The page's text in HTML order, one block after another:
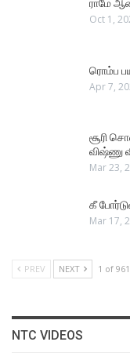
ராமே
Oct 1,
ரொம்ப
Apr 7,
சூரி
விஷ்ணு
Mar 23,
கீ
Mar 17,
PREV NEXT 1 of 961
NTC VIDEOS